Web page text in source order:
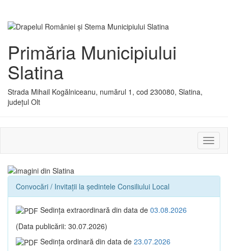
Primăria Municipiului
Slatina
Strada Mihail Kogălniceanu, numărul 1, cod 230080, Slatina,
județul Olt
sau
Convocări / Invitaţii la ședintele Consiliului Local
Sedinţa extraordinară din data de 03.08.2026
(Data publicării: 30.07.2026)
Sedinţa ordinară din data de 23.07.2026